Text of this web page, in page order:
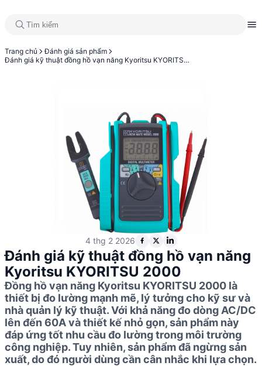
Trang chủ
Đánh giá sản phẩm
Đánh giá kỹ thuật đồng hồ vạn năng Kyoritsu KYORITSU 2000
4 thg 2 2026
Đánh giá kỹ thuật đồng hồ vạn năng
Kyoritsu KYORITSU 2000
Đồng hồ vạn năng Kyoritsu KYORITSU 2000 là
thiết bị đo lường mạnh mẽ, lý tưởng cho kỹ sư và
nhà quản lý kỹ thuật. Với khả năng đo dòng AC/DC
lên đến 60A và thiết kế nhỏ gọn, sản phẩm này
đáp ứng tốt nhu cầu đo lường trong môi trường
công nghiệp. Tuy nhiên, sản phẩm đã ngừng sản
xuất, do đó người dùng cần cân nhắc khi lựa chọn.